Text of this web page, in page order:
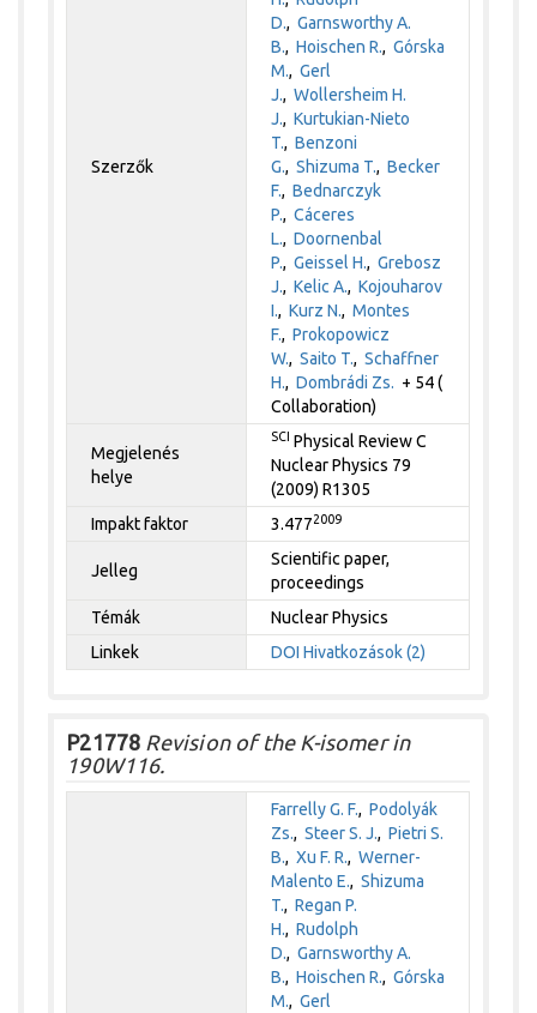
Szerzők
D.,Garnsworthy A.
B.,Hoischen R.,Górska
M.,Gerl
J.,Wollersheim H.
J.,Kurtukian-Nieto
T.,Benzoni
G.,Shizuma T.,Becker
F.,Bednarczyk
P.,Cáceres
L.,Doornenbal
P.,Geissel H.,Grebosz
J.,Kelic A.,Kojouharov
I.,Kurz N.,Montes
F.,Prokopowicz
W.,Saito T.,Schaffner
H.,Dombrádi Zs. + 54 (
Collaboration)
Megjelenés
helye
SCI Physical Review C
Nuclear Physics 79
(2009) R1305
Impakt faktor
3.4772009
Jelleg
Scientific paper,
proceedings
Témák
Nuclear Physics
Linkek
DOI Hivatkozások (2)
P21778 Revision of the K-isomer in
190W116.
Farrelly G. F.,Podolyák
Zs.,Steer S. J.,Pietri S.
B.,Xu F. R.,Werner-
Malento E.,Shizuma
T.,Regan P.
H.,Rudolph
D.,Garnsworthy A.
B.,Hoischen R.,Górska
M.,Gerl